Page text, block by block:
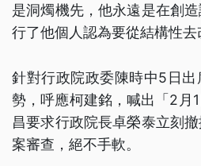
是洞燭機先，他永遠是在創
行了他個人認為要從結構性
針對行政院政委陳時中5日
勢，呼應柯建銘，喊出「2月
昌要求行政院長卓榮泰立刻
案審查，絕不手軟。